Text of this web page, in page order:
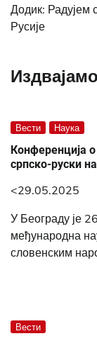
Додик: Радујем
Русије
Издвајамо
Вести Наука
Конференција
српско-руски
<29.05.2025
У Београду је
међународна
словенским
Вести